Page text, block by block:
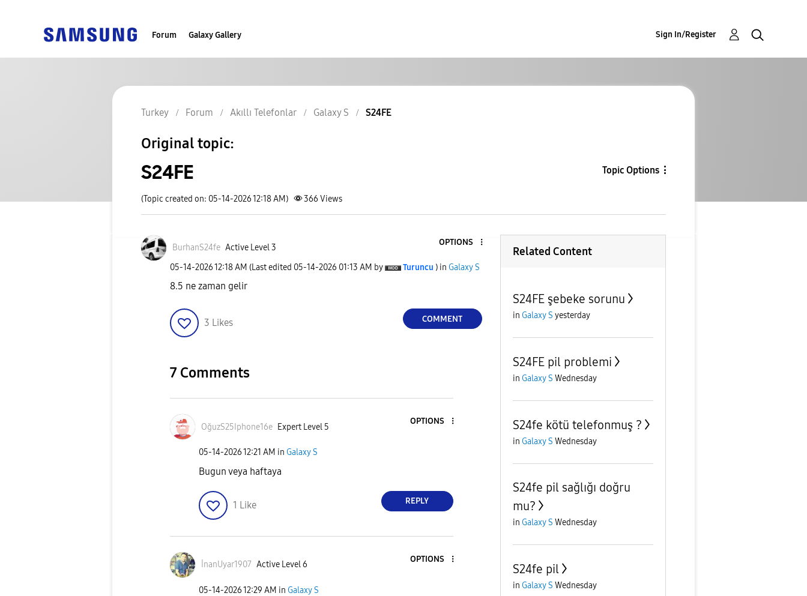
Forum Galaxy Gallery Sign In/Register
Turkey Forum Akıllı Telefonlar Galaxy S S24FE
Original topic:
S24FE Topic Options
(Topic created on: 05-14-2026 12:18 AM) 366 Views
BurhanS24fe Active Level 3
OPTIONS
‎05-14-202612:18 AM (Last edited ‎05-14-2026 01:13 AM by Turuncu ) in Galaxy S
8.5 ne zaman gelir
3 Likes COMMENT
7 Comments
OğuzS25Iphone16e Expert Level 5
OPTIONS
‎05-14-202612:21 AM in Galaxy S
Bugun veya haftaya
1 Like REPLY
İnanUyar1907 Active Level 6
OPTIONS
‎05-14-202612:29 AM in Galaxy S
Related Content
S24FE şebeke sorunu
in Galaxy S yesterday
S24FE pil problemi
in Galaxy S Wednesday
S24fe kötü telefonmuş ?
in Galaxy S Wednesday
S24fe pil sağlığı doğru
mu?
in Galaxy S Wednesday
S24fe pil
in Galaxy S Wednesday